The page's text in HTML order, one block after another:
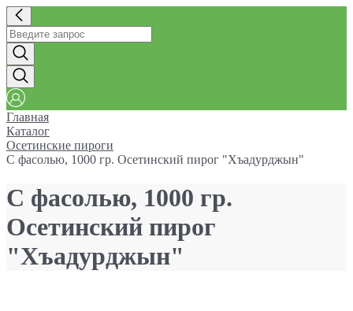
Главная
Каталог
Осетинские пироги
С фасолью, 1000 гр. Осетинский пирог "Хъадурджын"
С фасолью, 1000 гр.
Осетинский пирог
"Хъадурджын"